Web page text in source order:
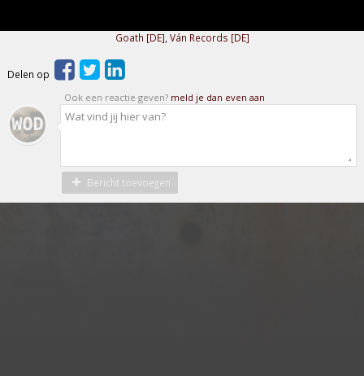
Goath [DE] Ván Records [DE]
Delen op
Ook een reactie geven? meld je dan even aan
Bericht toevoegen